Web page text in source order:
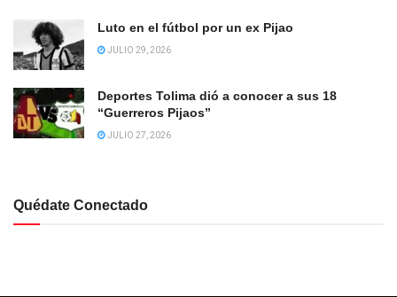
Luto en el fútbol por un ex Pijao
JULIO 29, 2026
Deportes Tolima dió a conocer a sus 18
“Guerreros Pijaos”
JULIO 27, 2026
Quédate Conectado